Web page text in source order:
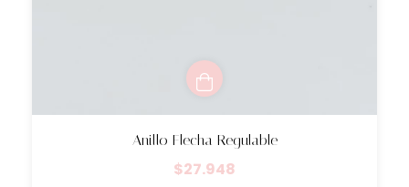
Anillo Flecha Regulable
$27.948